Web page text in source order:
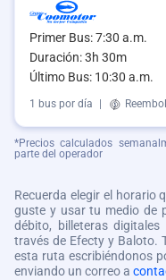
Primer Bus: 7:30 a.m.
Duración: 3h 30m
Último Bus: 10:30 a.m.
1 bus por día
*Precios calculados
parte del operador
Recuerda elegir el horario
guste y usar tu medio de
débito, billeteras
través de Efecty y Baloto.
esta ruta escribiéndonos
enviando un correo a